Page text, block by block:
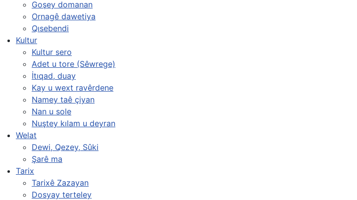
Goşey domanan
Ornagê dawetiya
Qısebendi
Kultur
Kultur sero
Adet u tore (Sêwrege)
İtıqad, duay
Kay u wext ravêrdene
Namey taê çiyan
Nan u sole
Nuştey kılam u deyran
Welat
Dewi, Qezey, Sûki
Şarê ma
Tarix
Tarixê Zazayan
Dosyay terteley